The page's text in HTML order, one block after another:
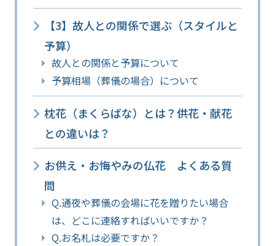
【3】故人との関係で選ぶ（スタイルと
予算）
故人との関係と予算について
予算相場（葬儀の場合）について
枕花（まくらばな）とは？供花・献花
との違いは？
お供え・お悔やみの仏花 よくある質
問
Q.通夜や葬儀の会場に花を贈りたい場合
は、どこに連絡すればいいですか？
Q.お名札は必要ですか？